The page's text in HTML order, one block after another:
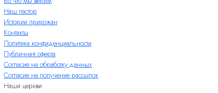
Наш пастор
Истории прихожан
Контакты
Политика конфиденциальности
Публичная оферта
Согласие на обработку данных
Согласие на получение рассылок
Наши церкви